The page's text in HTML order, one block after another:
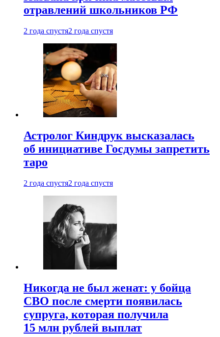
отравлений школьников РФ
2 года спустя2 года спустя
Астролог Киндрук высказалась
об инициативе Госдумы запретить
таро
2 года спустя2 года спустя
Никогда не был женат: у бойца
СВО после смерти появилась
супруга, которая получила
15 млн рублей выплат